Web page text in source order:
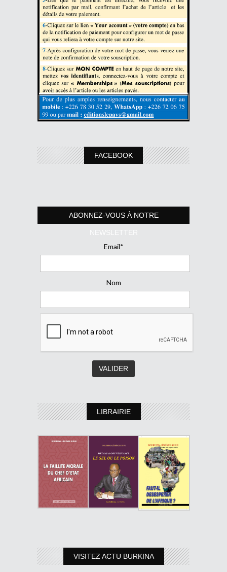
FACEBOOK
ABONNEZ-VOUS À NOTRE
NEWSLETTER
Email*
Nom
LIBRAIRIE
VISITEZ ACTU BURKINA